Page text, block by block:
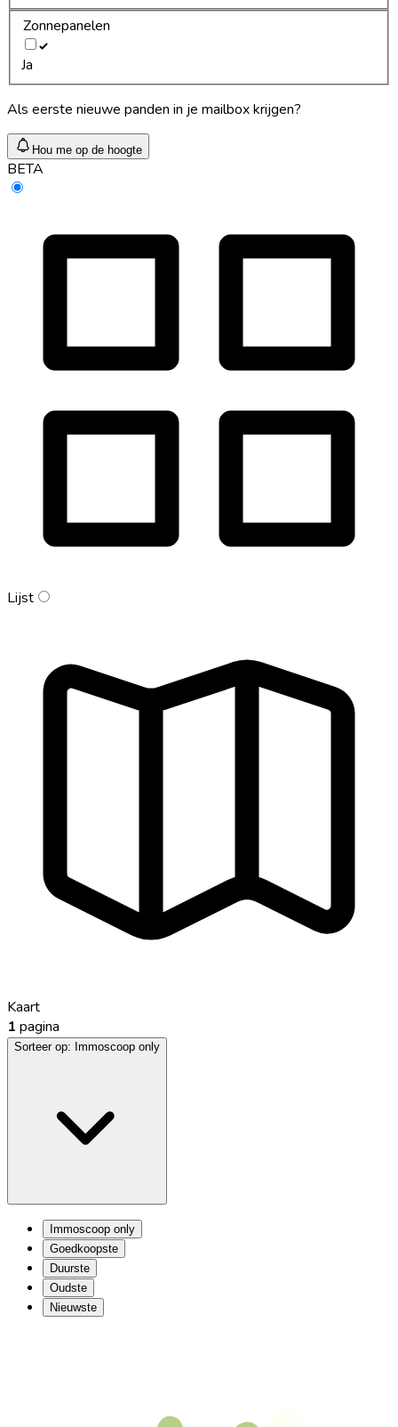
Zonnepanelen
Ja
Als eerste nieuwe panden in je mailbox krijgen?
Hou me op de hoogte
BETA
Lijst
Kaart
1 pagina
Sorteer op: Immoscoop only
Immoscoop only
Goedkoopste
Duurste
Oudste
Nieuwste